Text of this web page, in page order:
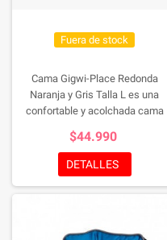
Fuera de stock
Cama Gigwi-Place Redonda
Naranja y Gris Talla L es una
confortable y acolchada cama
Con costuras reforzadas y un
innovador diseño y combinación
de colores. Fabricada en
materiales de gran calidad. Con
$44.990
DETALLES